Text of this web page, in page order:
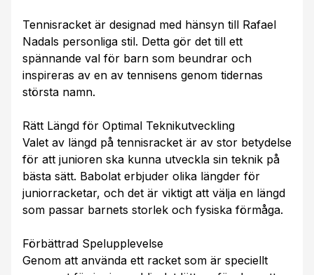
Tennisracket är designad med hänsyn till Rafael
Nadals personliga stil. Detta gör det till ett
spännande val för barn som beundrar och
inspireras av en av tennisens genom tidernas
största namn.
Rätt Längd för Optimal Teknikutveckling
Valet av längd på tennisracket är av stor betydelse
för att junioren ska kunna utveckla sin teknik på
bästa sätt. Babolat erbjuder olika längder för
juniorracketar, och det är viktigt att välja en längd
som passar barnets storlek och fysiska förmåga.
Förbättrad Spelupplevelse
Genom att använda ett racket som är speciellt